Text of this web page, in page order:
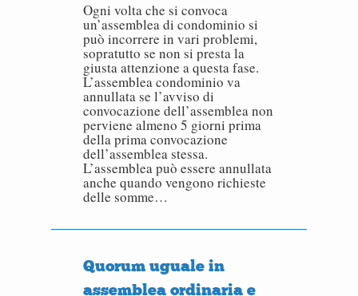
Ogni volta che si convoca
un’assemblea di condominio si
può incorrere in vari problemi,
sopratutto se non si presta la
giusta attenzione a questa fase.
L’assemblea condominio va
annullata se l’avviso di
convocazione dell’assemblea non
perviene almeno 5 giorni prima
della prima convocazione
dell’assemblea stessa.
L’assemblea può essere annullata
anche quando vengono richieste
delle somme…
Quorum uguale in
assemblea ordinaria e